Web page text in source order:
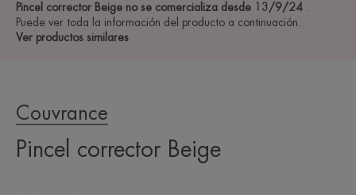
Pincel corrector Beige no se comercializa desde 13/9/24
Puede ver toda la información del producto a continuación.
Ver productos similares
Couvrance
Pincel corrector Beige